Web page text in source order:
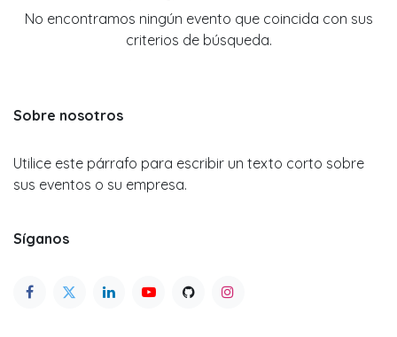
No encontramos ningún evento que coincida con sus
criterios de búsqueda.
Sobre nosotros
Utilice este párrafo para escribir un texto corto sobre
sus eventos o su empresa.
Síganos